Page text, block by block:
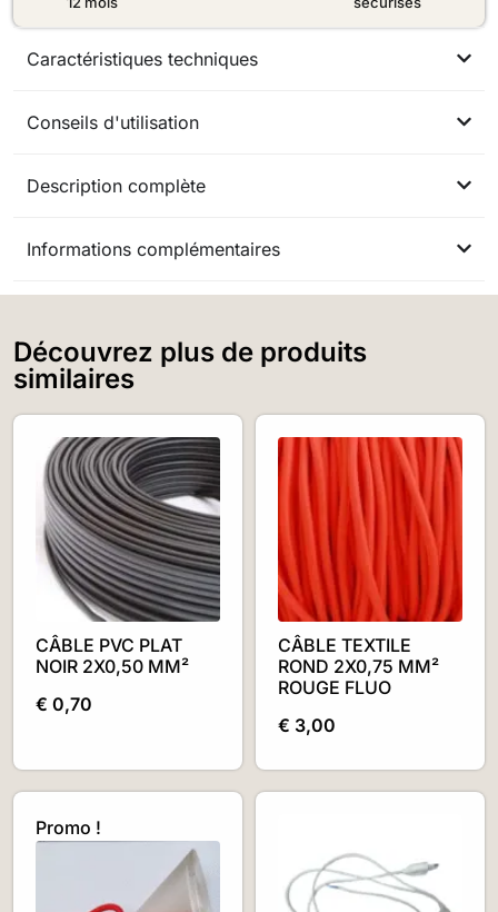
Caractéristiques techniques
Conseils d'utilisation
Description complète
Informations complémentaires
Découvrez plus de produits
similaires
CÂBLE PVC PLAT
NOIR 2X0,50 MM²
€ 0,70
CÂBLE TEXTILE
ROND 2X0,75 MM²
ROUGE FLUO
€ 3,00
Promo !